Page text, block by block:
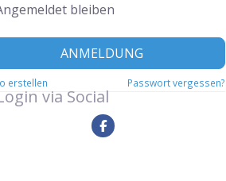
bleiben
ANMELDUNG
erstellen Passwort vergessen?
via Social